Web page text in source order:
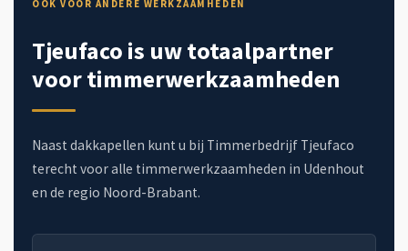
OOK VOOR ANDERE WERKZAAMHEDEN
Tjeufaco is uw totaalpartner
voor timmerwerkzaamheden
Naast dakkapellen kunt u bij Timmerbedrijf Tjeufaco
terecht voor alle timmerwerkzaamheden in Udenhout
en de regio Noord-Brabant.